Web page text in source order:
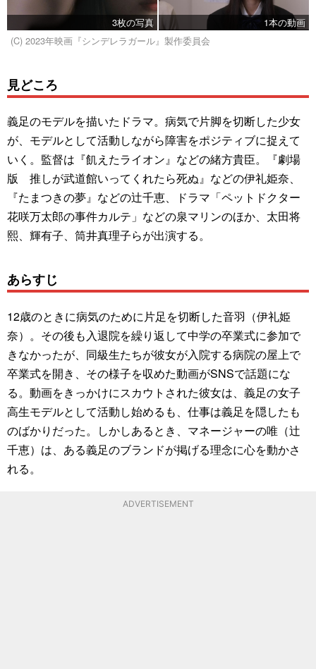
3枚の写真
1本の動画
(C) 2023年映画『シンデレラガール』製作委員会
見どころ
義足のモデルを描いたドラマ。病気で片脚を切断した少女
が、モデルとして活動しながら障害をポジティブに捉えて
いく。監督は『飢えたライオン』などの緒方貴臣。『劇場
版 推しが武道館いってくれたら死ぬ』などの伊礼姫奈、
『たまつきの夢』などの辻千恵、ドラマ「ペットドクター
花咲万太郎の事件カルテ」などの泉マリンのほか、太田将
熙、輝有子、筒井真理子らが出演する。
あらすじ
12歳のときに病気のために片足を切断した音羽（伊礼姫
奈）。その後も入退院を繰り返して中学の卒業式に参加で
きなかったが、同級生たちが彼女が入院する病院の屋上で
卒業式を開き、その様子を収めた動画がSNSで話題にな
る。動画をきっかけにスカウトされた彼女は、義足の女子
高生モデルとして活動し始めるも、仕事は義足を隠したも
のばかりだった。しかしあるとき、マネージャーの唯（辻
千恵）は、ある義足のブランドが掲げる理念に心を動かさ
れる。
ADVERTISEMENT